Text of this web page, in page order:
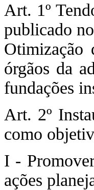
Art. 1º
publicado
órgãos da
fundações
Art. 2º
como
I -
ações